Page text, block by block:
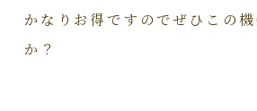
かなりお得ですのでぜひこの
か？